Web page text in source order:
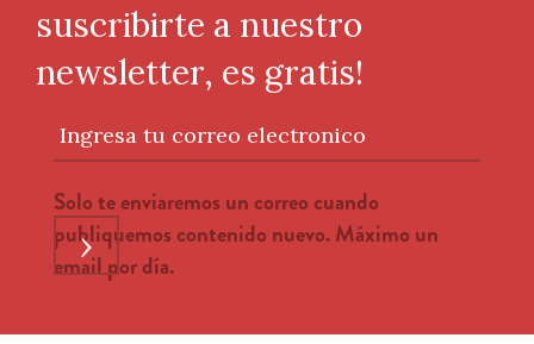
suscribirte a nuestro
newsletter, es gratis!
Ingresa tu correo electronico
Solo te enviaremos un correo cuando
publiquemos contenido nuevo. Máximo un
email por día.
›